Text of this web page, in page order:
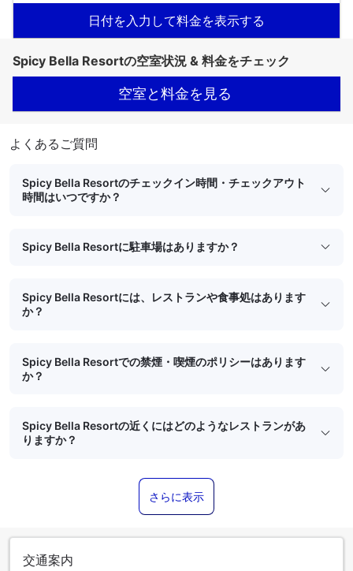
日付を入力して料金を表示する
Spicy Bella Resortの空室状況 & 料金をチェック
空室と料金を見る
よくあるご質問
Spicy Bella Resortのチェックイン時間・チェックアウト
時間はいつですか？
Spicy Bella Resortに駐車場はありますか？
Spicy Bella Resortには、レストランや食事処はあります
か？
Spicy Bella Resortでの禁煙・喫煙のポリシーはあります
か？
Spicy Bella Resortの近くにはどのようなレストランがあ
りますか？
さらに表示
交通案内